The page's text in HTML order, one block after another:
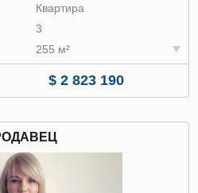
Квартира
3
255 м²
$ 2 823 190